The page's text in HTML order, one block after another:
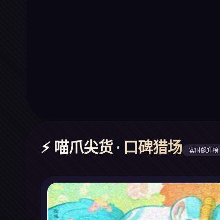
⚡ 喵爪尖货 · 口碑猎场 实时飙升榜